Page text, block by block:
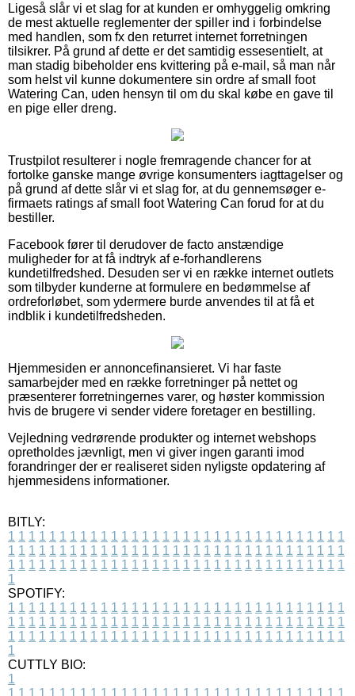
Ligeså slår vi et slag for at kunden er omhyggelig omkring
de mest aktuelle reglementer der spiller ind i forbindelse
med handlen, som fx den returret internet forretningen
tilsikrer. På grund af dette er det samtidig essesentielt, at
man stadig bibeholder ens kvittering på e-mail, så man når
som helst vil kunne dokumentere sin ordre af small foot
Watering Can, uden hensyn til om du skal købe en gave til
en pige eller dreng.
Trustpilot resulterer i nogle fremragende chancer for at
fortolke ganske mange øvrige konsumenters iagttagelser og
på grund af dette slår vi et slag for, at du gennemsøger e-
firmaets ratings af small foot Watering Can forud for at du
bestiller.
Facebook fører til derudover de facto anstændige
muligheder for at få indtryk af e-forhandlerens
kundetilfredshed. Desuden ser vi en række internet outlets
som tilbyder kunderne at formulere en bedømmelse af
ordreforløbet, som ydermere burde anvendes til at få et
indblik i kundetilfredsheden.
Hjemmesiden er annoncefinansieret. Vi har faste
samarbejder med en række forretninger på nettet og
præsenterer forretningernes varer, og høster kommission
hvis de brugere vi sender videre foretager en bestilling.
Vejledning vedrørende produkter og internet webshops
opretholdes jævnligt, men vi giver ingen garanti imod
forandringer der er realiseret siden nyligste opdatering af
hjemmesidens informationer.
BITLY:
1 1 1 1 1 1 1 1 1 1 1 1 1 1 1 1 1 1 1 1 1 1 1 1 1 1 1 1 1 1 1 1 1
1 1 1 1 1 1 1 1 1 1 1 1 1 1 1 1 1 1 1 1 1 1 1 1 1 1 1 1 1 1 1 1 1
1 1 1 1 1 1 1 1 1 1 1 1 1 1 1 1 1 1 1 1 1 1 1 1 1 1 1 1 1 1 1 1 1
1
SPOTIFY:
1 1 1 1 1 1 1 1 1 1 1 1 1 1 1 1 1 1 1 1 1 1 1 1 1 1 1 1 1 1 1 1 1
1 1 1 1 1 1 1 1 1 1 1 1 1 1 1 1 1 1 1 1 1 1 1 1 1 1 1 1 1 1 1 1 1
1 1 1 1 1 1 1 1 1 1 1 1 1 1 1 1 1 1 1 1 1 1 1 1 1 1 1 1 1 1 1 1 1
1
CUTTLY BIO:
1
1 1 1 1 1 1 1 1 1 1 1 1 1 1 1 1 1 1 1 1 1 1 1 1 1 1 1 1 1 1 1 1 1